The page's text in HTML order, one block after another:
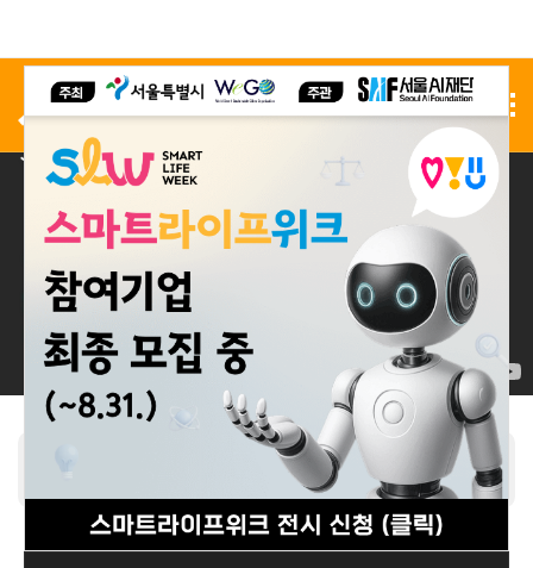
사전 등록 전시 신청